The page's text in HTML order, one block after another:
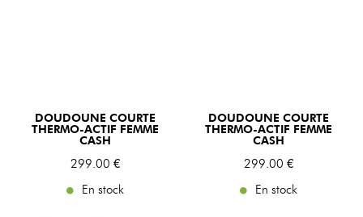
DOUDOUNE COURTE
THERMO-ACTIF FEMME
CASH
299 .00 €
En stock
DOUDOUNE COURTE
THERMO-ACTIF FEMME
CASH
299 .00 €
En stock